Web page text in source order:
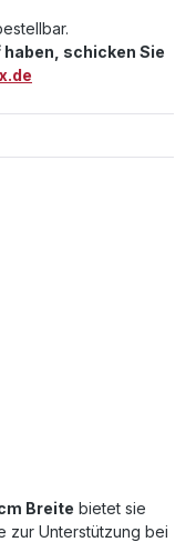
schicken Sie
Breite bietet sie
zur Unterstützung bei